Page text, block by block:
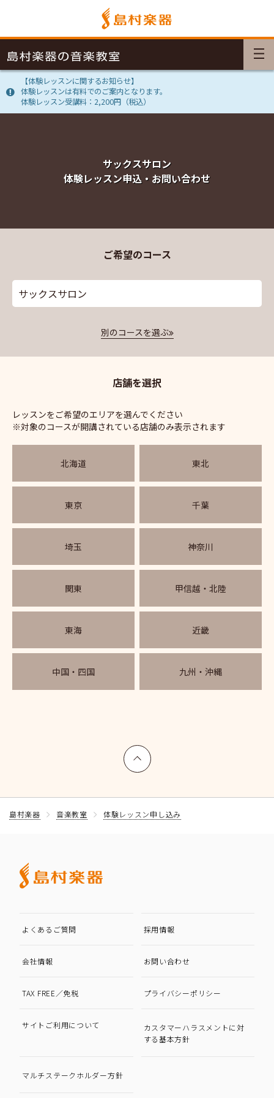
【体験レッスンに関するお知らせ】
体験レッスンは有料でのご案内となります。
体験レッスン受講料：2,200円（税込）
サックスサロン
体験レッスン申込・お問い合わせ
ご希望のコース
サックスサロン
別のコースを選ぶ
店舗を選択
レッスンをご希望のエリアを選んでください
※対象のコースが開講されている店舗のみ表示されます
北海道 東北
東京 千葉
埼玉 神奈川
関東 甲信越・北陸
東海 近畿
中国・四国 九州・沖縄
上へ戻る
島村楽器 音楽教室 体験レッスン申し込み
よくあるご質問 採用情報
会社情報 お問い合わせ
TAX FREE／免税 プライバシーポリシー
サイトご利用について
カスタマーハラスメントに対
する基本方針
マルチステークホルダー方針